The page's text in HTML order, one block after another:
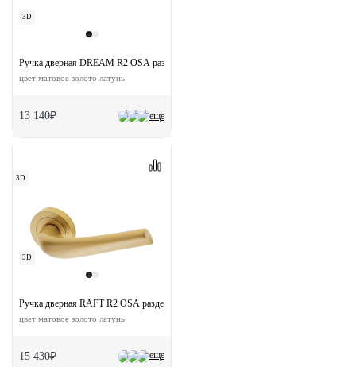
3D
еще
Ручка дверная DREAM R2 OSA раздельная на круглой розетке
цвет матовое золото латунь
13 140₽
3D
3D
еще
Ручка дверная RAFT R2 OSA раздельная на круглой розетке
цвет матовое золото латунь
15 430₽